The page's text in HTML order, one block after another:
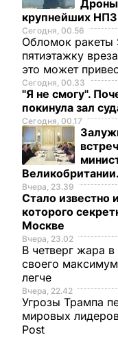
Дроны
крупнейших НПЗ
Сегодня, 00.56
Обломок ракеты
пятиэтажку
это может
Сегодня, 00.33
"Я не смогу".
покинула зал
Сегодня, 00.17
Вчера, 23.39
Стало известно
которого
Москве
Вчера, 23.02
В четверг жара в
своего
легче
Вчера, 22.42
Угрозы Трампа
мировых
Post